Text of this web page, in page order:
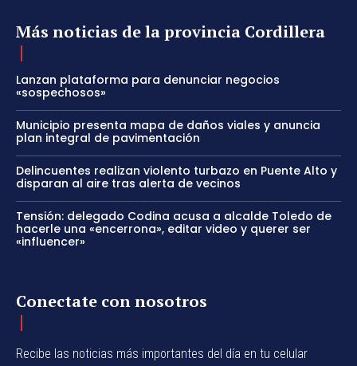
Más noticias de la provincia Cordillera
Lanzan plataforma para denunciar negocios
«sospechosos»
Municipio presenta mapa de daños viales y anuncia
plan integral de pavimentación
Delincuentes realizan violento turbazo en Puente Alto y
disparan al aire tras alerta de vecinos
Tensión: delegado Codina acusa a alcalde Toledo de
hacerle una «encerrona», editar video y querer ser
«influencer»
Conectate con nosotros
Recibe las noticias más importantes del día en tu celular